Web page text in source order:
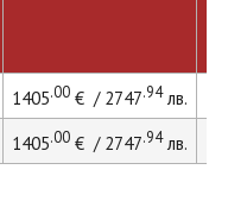
1405.00€ / 2747.94лв.
1405.00€ / 2747.94лв.